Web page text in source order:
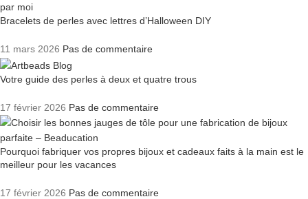
Bracelets de perles avec lettres d’Halloween DIY
11 mars 2026 Pas de commentaire
Votre guide des perles à deux et quatre trous
17 février 2026 Pas de commentaire
Pourquoi fabriquer vos propres bijoux et cadeaux faits à la main est le
meilleur pour les vacances
17 février 2026 Pas de commentaire